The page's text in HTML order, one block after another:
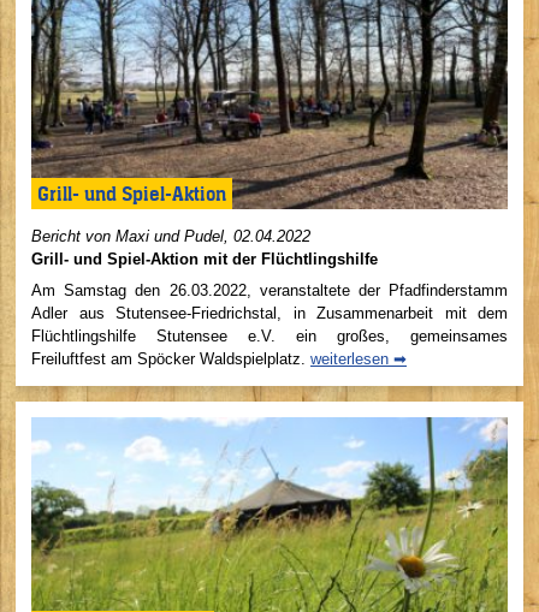
Grill- und Spiel-Aktion
Bericht von Maxi und Pudel, 02.04.2022
Grill- und Spiel-Aktion mit der Flüchtlingshilfe
Am Samstag den 26.03.2022, veranstaltete der Pfadfinderstamm
Adler aus Stutensee-Friedrichstal, in Zusammenarbeit mit dem
Flüchtlingshilfe Stutensee e.V. ein großes, gemeinsames
Freiluftfest am Spöcker Waldspielplatz. weiterlesen ➡